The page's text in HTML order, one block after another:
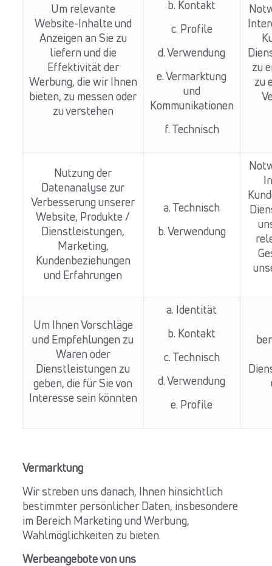
Um relevante
Website-Inhalte und
Anzeigen an Sie zu
liefern und die
Effektivität der
Werbung, die wir Ihnen
bieten, zu messen oder
zu verstehen
b. Kontakt
c. Profile
d. Verwendung
e. Vermarktung
und
Kommunikationen
f. Technisch
zu
zu
Nutzung der
Datenanalyse zur
Verbesserung unserer
Website, Produkte /
Dienstleistungen,
Marketing,
Kundenbeziehungen
und Erfahrungen
a. Technisch
b. Verwendung
Um Ihnen Vorschläge
und Empfehlungen zu
Waren oder
Dienstleistungen zu
geben, die für Sie von
Interesse sein könnten
a. Identität
b. Kontakt
c. Technisch
d. Verwendung
e. Profile
Vermarktung
Wir streben uns danach, Ihnen hinsichtlich
bestimmter persönlicher Daten, insbesondere
im Bereich Marketing und Werbung,
Wahlmöglichkeiten zu bieten.
Werbeangebote von uns